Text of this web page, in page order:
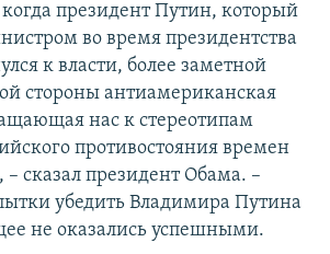
когда президент Путин, который
во время президентства
к власти, более заметной
стороны антиамериканская
нас к стереотипам
противостояния времен
сказал президент Обама. –
убедить Владимира Путина
не оказались успешными.